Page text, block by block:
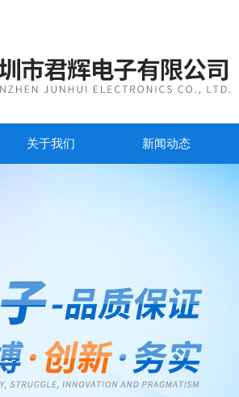
关于我们 新闻动态